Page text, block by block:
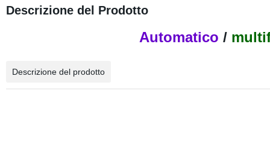
Descrizione del Prodotto
Automatico /
Descrizione del prodotto